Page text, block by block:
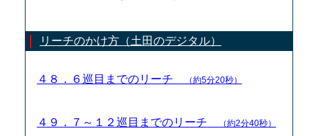
リーチのかけ方（土田のデジタル）
４８．６巡目までのリーチ （約5分20秒）
４９．７～１２巡目までのリーチ （約2分40秒）